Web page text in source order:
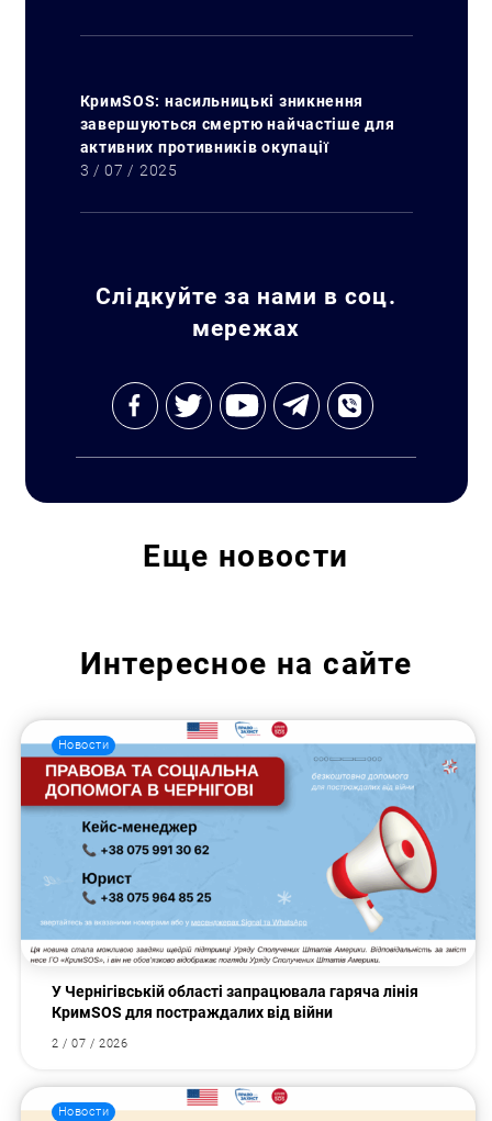
Искать:
КримSOS: насильницькі зникнення
завершуються смертю найчастіше для
активних противників окупації
3 / 07 / 2025
Слідкуйте за нами в соц.
мережах
Еще новости
Интересное на сайте
Новости
У Чернігівській області запрацювала гаряча лінія
КримSOS для постраждалих від війни
2 / 07 / 2026
Новости